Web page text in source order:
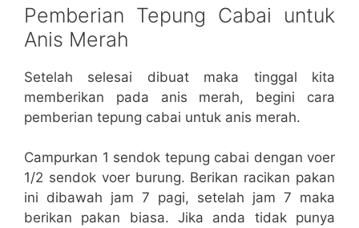
Pemberian Tepung Cabai untuk
Anis Merah
Setelah selesai dibuat maka tinggal kita
memberikan pada anis merah, begini cara
pemberian tepung cabai untuk anis merah.
Campurkan 1 sendok tepung cabai dengan voer
1/2 sendok voer burung. Berikan racikan pakan
ini dibawah jam 7 pagi, setelah jam 7 maka
berikan pakan biasa. Jika anda tidak punya